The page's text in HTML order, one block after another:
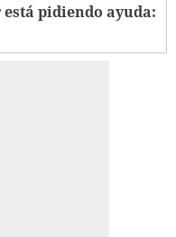
pidiendo ayuda: